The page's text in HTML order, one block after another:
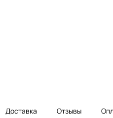
Доставка Отзывы